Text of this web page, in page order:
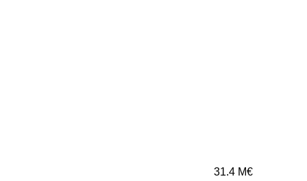
31.4 M€